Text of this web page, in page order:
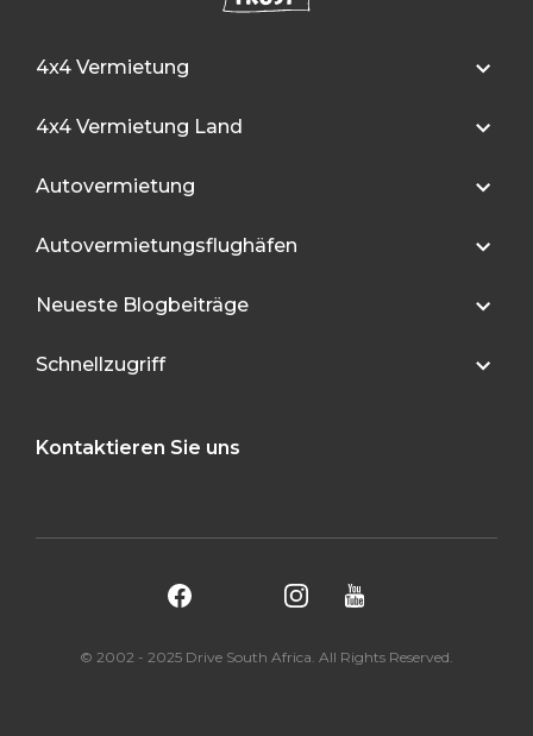
4x4 Vermietung
4x4 Vermietung Land
Autovermietung
Autovermietungsflughäfen
Neueste Blogbeiträge
Schnellzugriff
Kontaktieren Sie uns
© 2002 - 2025 Drive South Africa. All Rights Reserved.